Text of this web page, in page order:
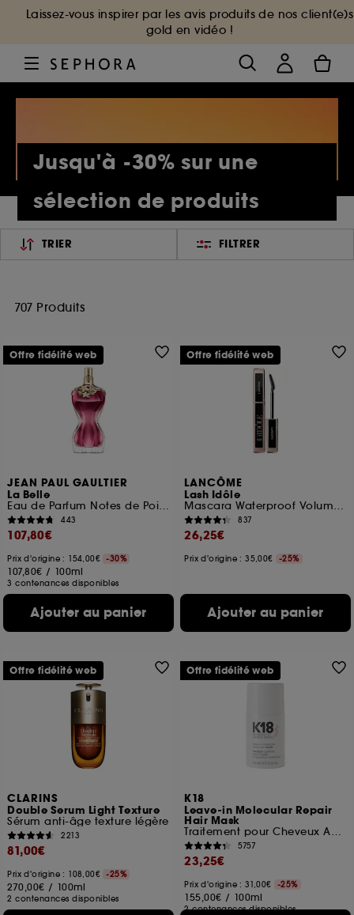
Laissez-vous inspirer par les avis produits de nos client(e)s
gold en vidéo !
Jusqu'à -30% sur une
sélection de produits
TRIER FILTRER
707 Produits
JEAN PAUL GAULTIER
La Belle
Eau de Parfum Notes de Poire, Bergamote et Vanille
443
107,80€
Prix d'origine : 154,00€ -30%
107,80€ / 100ml
3 contenances disponibles
Ajouter au panier
Offre fidélité web
LANCÔME
Lash Idôle
Mascara Waterproof Volume Effet Cils Recourbés
837
26,25€
Prix d'origine : 35,00€ -25%
Ajouter au panier
Offre fidélité web
CLARINS
Double Serum Light Texture
Sérum anti-âge texture légère
2213
81,00€
Prix d'origine : 108,00€ -25%
270,00€ / 100ml
2 contenances disponibles
Offre fidélité web
K18
Leave-in Molecular Repair
Hair Mask
Traitement pour Cheveux Abîmés
5757
23,25€
Prix d'origine : 31,00€ -25%
155,00€ / 100ml
2 contenances disponibles
Offre fidélité web